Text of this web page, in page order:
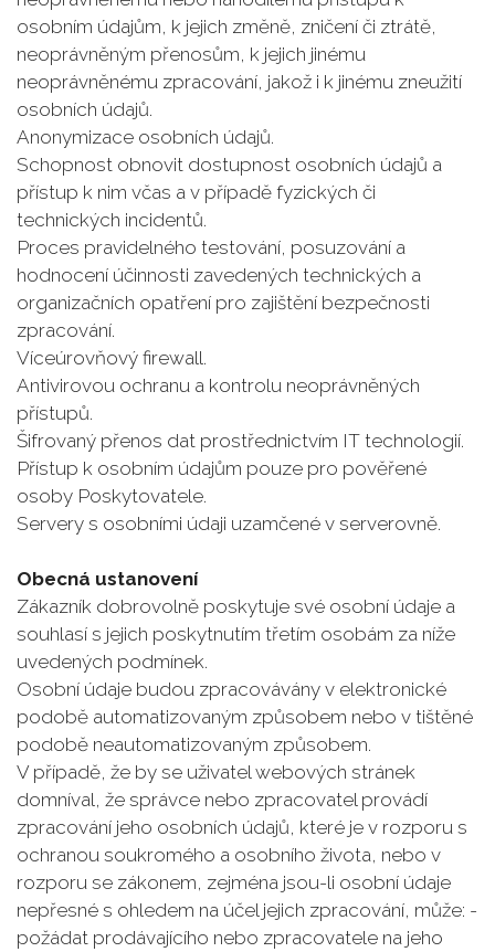
osobním údajům, k jejich změně, zničení či ztrátě,
neoprávněným přenosům, k jejich jinému
neoprávněnému zpracování, jakož i k jinému zneužití
osobních údajů.
Anonymizace osobních údajů.
Schopnost obnovit dostupnost osobních údajů a
přístup k nim včas a v případě fyzických či
technických incidentů.
Proces pravidelného testování, posuzování a
hodnocení účinnosti zavedených technických a
organizačních opatření pro zajištění bezpečnosti
zpracování.
Víceúrovňový firewall.
Antivirovou ochranu a kontrolu neoprávněných
přístupů.
Šifrovaný přenos dat prostřednictvím IT technologií.
Přístup k osobním údajům pouze pro pověřené
osoby Poskytovatele.
Servery s osobními údaji uzamčené v serverovně.
Obecná ustanovení
Zákazník dobrovolně poskytuje své osobní údaje a
souhlasí s jejich poskytnutím třetím osobám za níže
uvedených podmínek.
Osobní údaje budou zpracovávány v elektronické
podobě automatizovaným způsobem nebo v tištěné
podobě neautomatizovaným způsobem.
V případě, že by se uživatel webových stránek
domníval, že správce nebo zpracovatel provádí
zpracování jeho osobních údajů, které je v rozporu s
ochranou soukromého a osobního života, nebo v
rozporu se zákonem, zejména jsou-li osobní údaje
nepřesné s ohledem na účel jejich zpracování, může: -
požádat prodávajícího nebo zpracovatele na jeho